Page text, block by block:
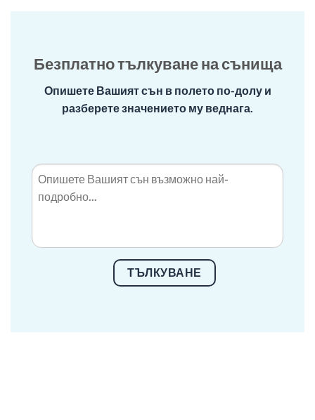
Безплатно тълкуване на сънища
Опишете Вашият сън в полето по-долу и
разберете значението му веднага.
ТЪЛКУВАНЕ